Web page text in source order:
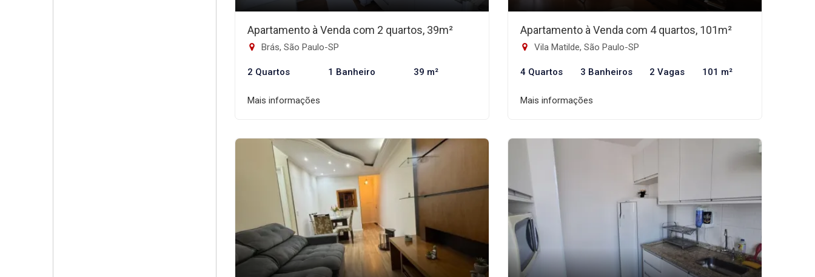
Apartamento à Venda com 2 quartos, 39m²
Brás, São Paulo-SP
2 Quartos 1 Banheiro 39 m²
Mais informações
Apartamento à Venda com 4 quartos, 101m²
Vila Matilde, São Paulo-SP
4 Quartos 3 Banheiros 2 Vagas 101 m²
Mais informações